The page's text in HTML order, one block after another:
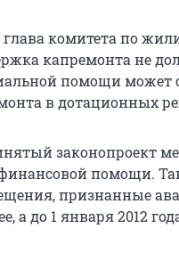
глава комитета по
капремонта не
помощи может
в дотационных
законопроект
помощи.
признанные
а до 1 января 2012